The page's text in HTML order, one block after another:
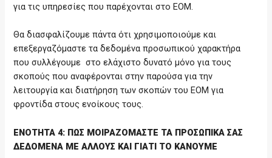
για τις υπηρεσίες που παρέχονται στο ΕΟΜ.
Θα διασφαλίζουμε πάντα ότι χρησιμοποιούμε και
επεξεργαζόμαστε τα δεδομένα προσωπικού χαρακτήρα
που συλλέγουμε στο ελάχιστο δυνατό μόνο για τους
σκοπούς που αναφέρονται στην παρούσα για την
λειτουργία και διατήρηση των σκοπών του ΕΟΜ για
φροντίδα στους ενοίκους τους.
ΕΝΟΤΗΤΑ 4: ΠΩΣ ΜΟΙΡΑΖΟΜΑΣΤΕ ΤΑ ΠΡΟΣΩΠΙΚΑ ΣΑΣ
ΔΕΔΟΜΕΝΑ ΜΕ ΑΛΛΟΥΣ ΚΑΙ ΓΙΑΤΙ ΤΟ ΚΑΝΟΥΜΕ